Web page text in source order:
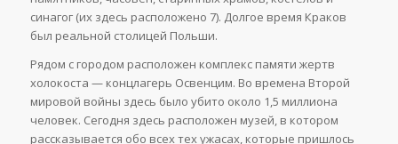
синагог (их здесь расположено 7). Долгое время Краков
был реальной столицей Польши.
Рядом с городом расположен комплекс памяти жертв
холокоста — концлагерь Освенцим. Во времена Второй
мировой войны здесь было убито около 1,5 миллиона
человек. Сегодня здесь расположен музей, в котором
рассказывается обо всех тех ужасах, которые пришлось